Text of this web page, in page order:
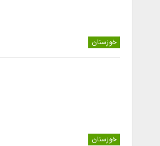
خوزستان
خوزستان